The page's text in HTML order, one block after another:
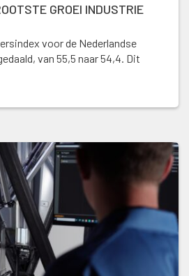
GROEI INDUSTRIE
voor de Nederlandse
van 55,5 naar 54,4. Dit